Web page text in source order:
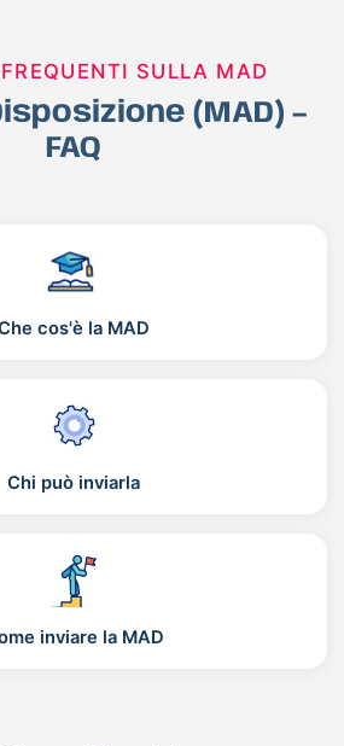
SULLA MAD
(MAD) –
FAQ
cos'è la MAD
Chi può inviarla
inviare la MAD